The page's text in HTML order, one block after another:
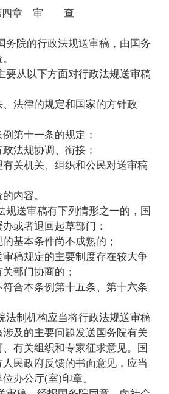
泛听取有关机关、组织和公
以采取召开座谈会、论证会
行政法规，起草部门应当
与其他部门关系紧密的规
经过充分协商不能取得一
行政法规草案送审稿(以下简
情况和理由。
行政法规，起草部门应当
针政策等需要国务院决策的
报国务院决定。
部门向国务院报送的行政
部门主要负责人签署。几个
审稿，应当由该几个部门
报送行政法规送审稿的说
稿的说明应当对立法的必要
面对送审稿主要问题的不